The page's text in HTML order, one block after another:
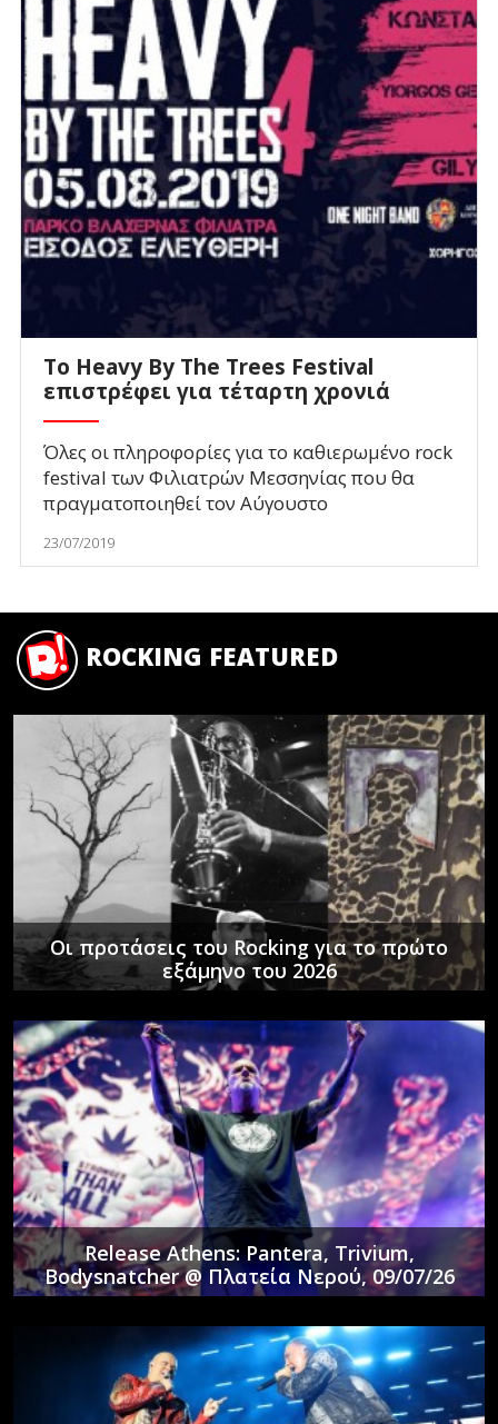
Το Heavy By The Trees Festival
επιστρέφει για τέταρτη χρονιά
Όλες οι πληροφορίες για το καθιερωμένο rock
festival των Φιλιατρών Μεσσηνίας που θα
πραγματοποιηθεί τον Αύγουστο
23/07/2019
ROCKING FEATURED
Οι προτάσεις του Rocking για το πρώτο
εξάμηνο του 2026
Release Athens: Pantera, Trivium,
Bodysnatcher @ Πλατεία Νερού, 09/07/26